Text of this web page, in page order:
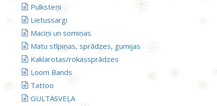
Pulksteņi
Lietussargi
Maciņi un somiņas
Matu stīpiņas, sprādzes, gumijas
Kaklarotas/rokassprādzes
Loom Bands
Tattoo
GULTASVEĻA